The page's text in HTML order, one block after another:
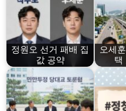
정원오 선거 패배 집
값 공약
오세
택